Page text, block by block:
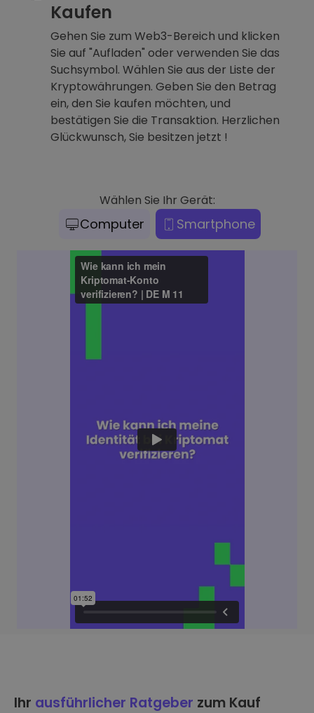
Kaufen
Gehen Sie zum Web3-Bereich und klicken
Sie auf "Aufladen" oder verwenden Sie das
Suchsymbol. Wählen Sie aus der Liste der
Kryptowährungen. Geben Sie den Betrag
ein, den Sie kaufen möchten, und
bestätigen Sie die Transaktion. Herzlichen
Glückwunsch, Sie besitzen jetzt !
Wählen Sie Ihr Gerät:
Computer Smartphone
Ihr ausführlicher Ratgeber zum Kauf